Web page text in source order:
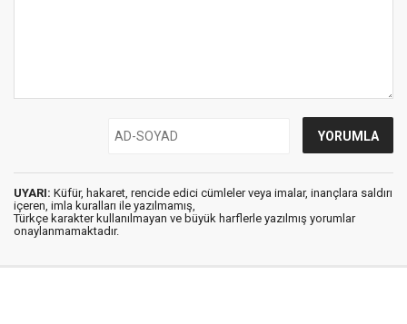
UYARI: Küfür, hakaret, rencide edici cümleler veya imalar, inançlara saldırı
içeren, imla kuralları ile yazılmamış,
Türkçe karakter kullanılmayan ve büyük harflerle yazılmış yorumlar
onaylanmamaktadır.